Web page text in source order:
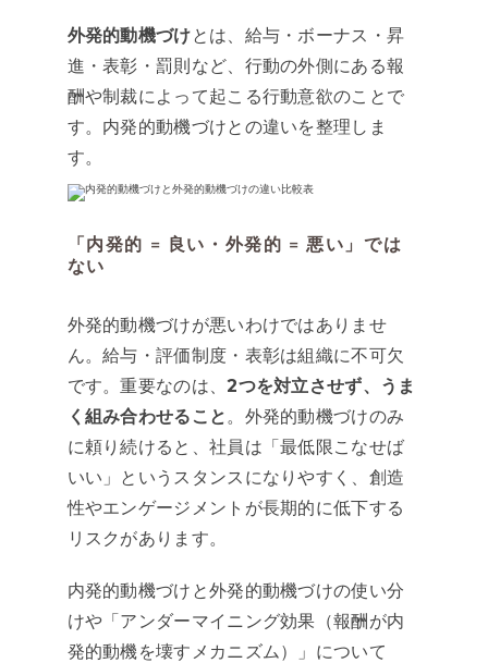
外発的動機づけとは、給与・ボーナス・昇
進・表彰・罰則など、行動の外側にある報
酬や制裁によって起こる行動意欲のことで
す。内発的動機づけとの違いを整理しま
す。
「内発的 = 良い・外発的 = 悪い」では
ない
外発的動機づけが悪いわけではありませ
ん。給与・評価制度・表彰は組織に不可欠
です。重要なのは、2つを対立させず、うま
く組み合わせること 。外発的動機づけのみ
に頼り続けると、社員は「最低限こなせば
いい」というスタンスになりやすく、創造
性やエンゲージメントが長期的に低下する
リスクがあります。
内発的動機づけと外発的動機づけの使い分
けや「アンダーマイニング効果（報酬が内
発的動機を壊すメカニズム）」について